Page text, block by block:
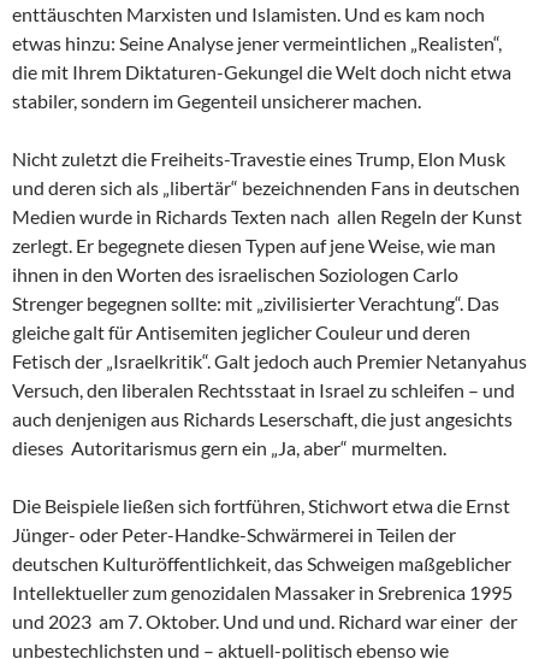
enttäuschten Marxisten und Islamisten. Und es kam noch
etwas hinzu: Seine Analyse jener vermeintlichen „Realisten“,
die mit Ihrem Diktaturen-Gekungel die Welt doch nicht etwa
stabiler, sondern im Gegenteil unsicherer machen.
Nicht zuletzt die Freiheits-Travestie eines Trump, Elon Musk
und deren sich als „libertär“ bezeichnenden Fans in deutschen
Medien wurde in Richards Texten nach allen Regeln der Kunst
zerlegt. Er begegnete diesen Typen auf jene Weise, wie man
ihnen in den Worten des israelischen Soziologen Carlo
Strenger begegnen sollte: mit „zivilisierter Verachtung“. Das
gleiche galt für Antisemiten jeglicher Couleur und deren
Fetisch der „Israelkritik“. Galt jedoch auch Premier Netanyahus
Versuch, den liberalen Rechtsstaat in Israel zu schleifen – und
auch denjenigen aus Richards Leserschaft, die just angesichts
dieses Autoritarismus gern ein „Ja, aber“ murmelten.
Die Beispiele ließen sich fortführen, Stichwort etwa die Ernst
Jünger- oder Peter-Handke-Schwärmerei in Teilen der
deutschen Kulturöffentlichkeit, das Schweigen maßgeblicher
Intellektueller zum genozidalen Massaker in Srebrenica 1995
und 2023 am 7. Oktober. Und und und. Richard war einer der
unbestechlichsten und – aktuell-politisch ebenso wie